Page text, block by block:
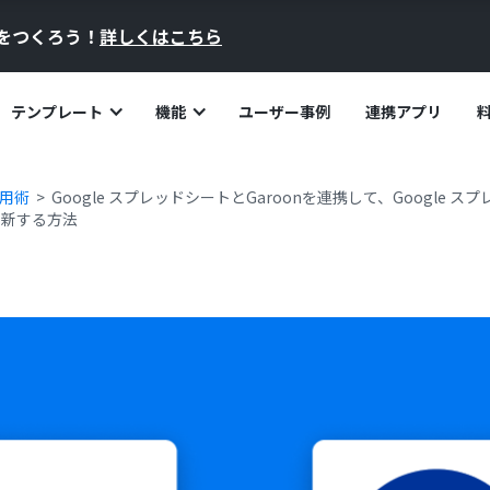
つくろう！ 詳しくはこちら
テンプレート 機能 ユーザー事例 連携アプリ
術
Google スプレッドシートとGaroonを連携して、Google スプ
する方法